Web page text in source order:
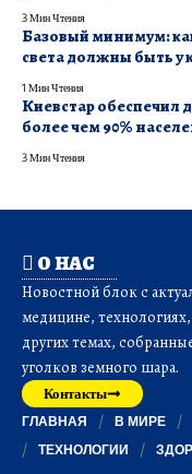
3 Мин Чтения
Базовый минимум:
света должны быть у
1 Мин Чтения
Киевстар обеспечил
более чем 90%
3 Мин Чтения
О НАС
Новостной блок с
медицине,
других темах,
уголков земного шара.
Контакты
ГЛАВНАЯ В МИРЕ
ТЕХНОЛОГИИ